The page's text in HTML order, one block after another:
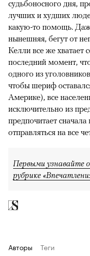
судьбоносного дня,
лучших и худших
какую-то помощь.
нынешняя, бегут от
Келли все же хватает
последний момент,
одного из
чтобы шериф
Америке), все
исключительно из
предпочитает
отправляться на все
Первыми узнавайте
рубрике
Авторы Теги